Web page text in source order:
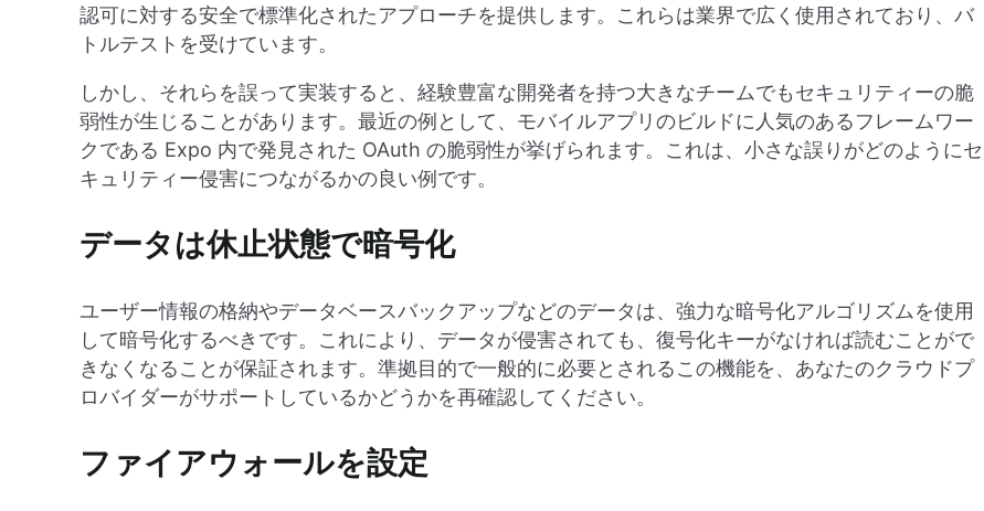
認可に対する安全で標準化されたアプローチを提供します。これらは業界で広く使用されており、バ
トルテストを受けています。
しかし、それらを誤って実装すると、経験豊富な開発者を持つ大きなチームでもセキュリティーの脆
弱性が生じることがあります。最近の例として、モバイルアプリのビルドに人気のあるフレームワー
クである Expo 内で発見された OAuth の脆弱性が挙げられます。これは、小さな誤りがどのようにセ
キュリティー侵害につながるかの良い例です。
データは休止状態で暗号化
ユーザー情報の格納やデータベースバックアップなどのデータは、強力な暗号化アルゴリズムを使用
して暗号化するべきです。これにより、データが侵害されても、復号化キーがなければ読むことがで
きなくなることが保証されます。準拠目的で一般的に必要とされるこの機能を、あなたのクラウドプ
ロバイダーがサポートしているかどうかを再確認してください。
ファイアウォールを設定